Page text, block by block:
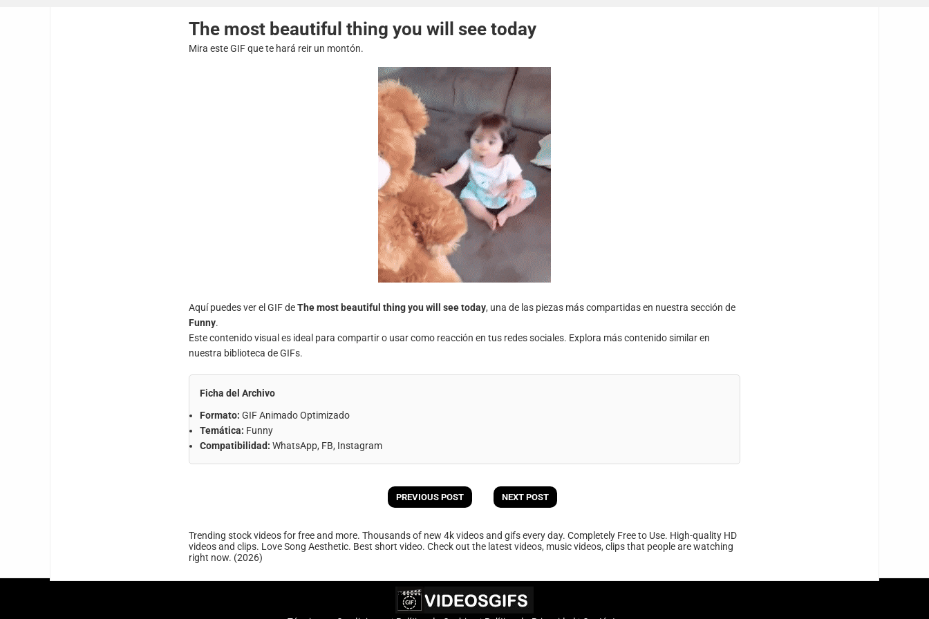
The most beautiful thing you will see today
Mira este GIF que te hará reir un montón.
Aquí puedes ver el GIF deThe most beautiful thing you will see today, una de las piezas más compartidas en nuestra sección de
Funny.
Este contenido visual es ideal para compartir o usar como reacción en tus redes sociales. Explora más contenido similar en
nuestra biblioteca de GIFs.
Ficha del Archivo
Formato: GIF Animado Optimizado
Temática: Funny
Compatibilidad: WhatsApp, FB, Instagram
PREVIOUS POST NEXT POST
Trending stock videos for free and more. Thousands of new 4k videos and gifs every day. Completely Free to Use. High-quality HD
videos and clips. Love Song Aesthetic. Best short video. Check out the latest videos, music videos, clips that people are watching
right now. (2026)